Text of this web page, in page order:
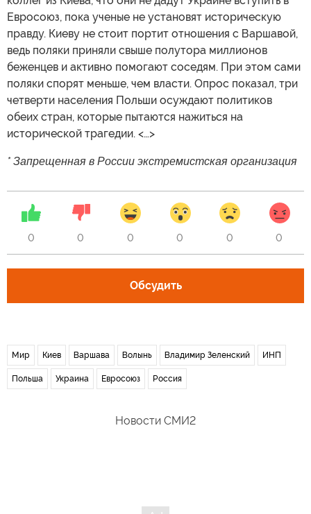
Евросоюз, пока ученые не установят историческую
правду. Киеву не стоит портит отношения с Варшавой,
ведь поляки приняли свыше полутора миллионов
беженцев и активно помогают соседям. При этом сами
поляки спорят меньше, чем власти. Опрос показал, три
четверти населения Польши осуждают политиков
обеих стран, которые пытаются нажиться на
исторической трагедии. <…>
* Запрещенная в России экстремистская организация
0 0 0 0 0 0
Обсудить
Мир Киев Варшава Волынь Владимир Зеленский ИНП
Польша Украина Евросоюз Россия
Новости СМИ2